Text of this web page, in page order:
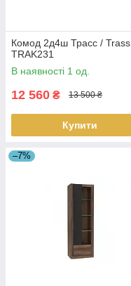
Комод 2д4ш Трасс / Trass
TRAK231
В наявності 1 од.
12 560 ₴ 13 500 ₴
Купити
–7%